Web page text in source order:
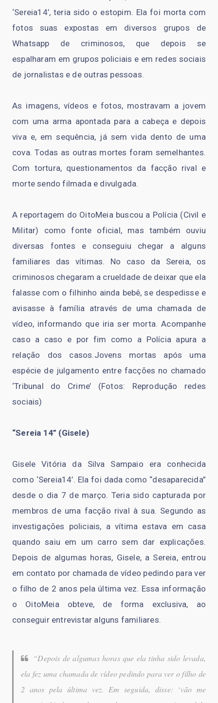
‘Sereia14’, teria sido o estopim. Ela foi morta com
fotos suas expostas em diversos grupos de
Whatsapp de criminosos, que depois se
espalharam em grupos policiais e em redes sociais
de jornalistas e de outras pessoas.
As imagens, vídeos e fotos, mostravam a jovem
com uma arma apontada para a cabeça e depois
viva e, em sequência, já sem vida dento de uma
cova. Todas as outras mortes foram semelhantes.
Com tortura, questionamentos da facção rival e
morte sendo filmada e divulgada.
A reportagem do OitoMeia buscou a Polícia (Civil e
Militar) como fonte oficial, mas também ouviu
diversas fontes e conseguiu chegar a alguns
familiares das vítimas. No caso da Sereia, os
criminosos chegaram a crueldade de deixar que ela
falasse com o filhinho ainda bebê, se despedisse e
avisasse à família através de uma chamada de
vídeo, informando que iria ser morta. Acompanhe
caso a caso e por fim como a Polícia apura a
relação dos casos.Jovens mortas após uma
espécie de julgamento entre facções no chamado
‘Tribunal do Crime’ (Fotos: Reprodução redes
sociais)
“Sereia 14” (Gisele)
Gisele Vitória da Silva Sampaio era conhecida
como ‘Sereia14’. Ela foi dada como “desaparecida”
desde o dia 7 de março. Teria sido capturada por
membros de uma facção rival à sua. Segundo as
investigações policiais, a vítima estava em casa
quando saiu em um carro sem dar explicações.
Depois de algumas horas, Gisele, a Sereia, entrou
em contato por chamada de vídeo pedindo para ver
o filho de 2 anos pela última vez. Essa informação
o OitoMeia obteve, de forma exclusiva, ao
conseguir entrevistar alguns familiares.
“Depois de algumas horas que ela tinha sido levada,
ela fez uma chamada de vídeo pedindo para ver o filho de
2 anos pela última vez. Em seguida, disse: ‘vão me